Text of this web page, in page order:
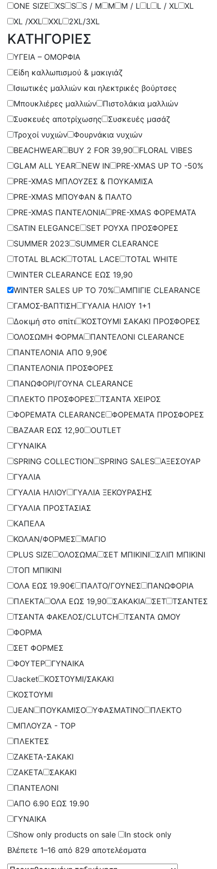
ONE SIZE XS S S / M Μ M / L L L / XL
XL
XL /XXL
XXL 2XL/3XL
ΚΑΤΗΓΟΡΙΕΣ
ΥΓΕΙΑ – ΟΜΟΡΦΙΑ
Είδη καλλωπισμού & μακιγιάζ
Ισιωτικές μαλλιών και ηλεκτρικές βούρτσες
Μπουκλιέρες μαλλιών
Πιστολάκια μαλλιών
Συσκευές αποτρίχωσης
Συσκευές μασάζ
Τροχοί νυχιών
Φουρνάκια νυχιών
BEACHWEAR
BUY 2 FOR 39,90
FLORAL VIBES
GLAM ALL YEAR
NEW IN
PRE-XMAS UP TO -50%
PRE-XMAS ΜΠΛΟΥΖΕΣ & ΠΟΥΚΑΜΙΣΑ
PRE-XMAS ΜΠΟΥΦΑΝ & ΠΑΛΤΟ
PRE-XMAS ΠΑΝΤΕΛΟΝΙΑ
PRE-XMAS ΦΟΡΕΜΑΤΑ
SATIN ELEGANCE
SET ΡΟΥΧΑ ΠΡΟΣΦΟΡΕΣ
SUMMER 2023
SUMMER CLEARANCE
TOTAL BLACK
TOTAL LACE
TOTAL WHITE
WINTER CLEARANCE ΕΩΣ 19,90
WINTER SALES UP TO 70%
ΑΜΠΙΓΙΕ CLEARANCE
ΓΑΜΟΣ-ΒΑΠΤΙΣΗ
ΓΥΑΛΙΑ ΗΛΙΟΥ 1+1
Δοκιμή στο σπίτι
ΚΟΣΤΟΥΜΙ ΣΑΚΑΚΙ ΠΡΟΣΦΟΡΕΣ
ΟΛΟΣΩΜΗ ΦΟΡΜΑ
ΠΑΝΤΕΛΟΝΙ CLEARANCE
ΠΑΝΤΕΛΟΝΙΑ ΑΠΟ 9,90€
ΠΑΝΤΕΛΟΝΙΑ ΠΡΟΣΦΟΡΕΣ
ΠΑΝΩΦΟΡΙ/ΓΟΥΝΑ CLEARANCE
ΠΛΕΚΤΟ ΠΡΟΣΦΟΡΕΣ
ΤΣΑΝΤΑ ΧΕΙΡΟΣ
ΦΟΡΕΜΑΤΑ CLEARANCE
ΦΟΡΕΜΑΤΑ ΠΡΟΣΦΟΡΕΣ
BAZAAR ΕΩΣ 12,90
OUTLET
ΓΥΝΑΙΚΑ
SPRING COLLECTION
SPRING SALES
ΑΞΕΣΟΥΑΡ
ΓΥΑΛΙΑ
ΓΥΑΛΙΑ ΗΛΙΟΥ
ΓΥΑΛΙΑ ΞΕΚΟΥΡΑΣΗΣ
ΓΥΑΛΙΑ ΠΡΟΣΤΑΣΙΑΣ
ΚΑΠΕΛΑ
ΚΟΛΑΝ/ΦΟΡΜΕΣ
ΜΑΓΙΟ
PLUS SIZE
ΟΛΟΣΩΜΑ ΣΕΤ ΜΠΙΚΙΝΙ
ΣΛΙΠ ΜΠΙΚΙΝΙ
ΤΟΠ ΜΠΙΚΙΝΙ
ΟΛΑ ΕΩΣ 19.90€
ΠΑΛΤΟ/ΓΟΥΝΕΣ
ΠΑΝΩΦΟΡΙΑ
ΠΛΕΚΤΑ
ΟΛΑ ΕΩΣ 19,90 ΣΑΚΑΚΙΑ ΣΕΤ
ΤΣΑΝΤΕΣ
ΤΣΑΝΤΑ ΦΑΚΕΛΟΣ/CLUTCH
ΤΣΑΝΤΑ ΩΜΟΥ
ΦΟΡΜΑ
ΣΕΤ ΦΟΡΜΕΣ
ΦΟΥΤΕΡ
ΓΥΝΑΙΚΑ
Jacket
ΚΟΣΤΟΥΜΙ/ΣΑΚΑΚΙ
ΚΟΣΤΟΥΜΙ
JEAN
ΠΟΥΚΑΜΙΣΟ ΥΦΑΣΜΑΤΙΝΟ
ΠΛΕΚΤΟ
ΜΠΛΟΥΖΑ - TOP
ΠΛΕΚΤΕΣ
ΖΑΚΕΤΑ-ΣΑΚΑΚΙ
ΖΑΚΕΤΑ
ΣΑΚΑΚΙ
ΠΑΝΤΕΛΟΝΙ
ΑΠΟ 6.90 ΕΩΣ 19.90
ΓΥΝΑΙΚΑ
Show only products on sale
In stock only
Βλέπετε 1–16 από 829 αποτελέσματα